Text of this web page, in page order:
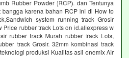
Rubber Powder (RCP). dan Tentunya
bangga karena bahan RCP ini di How to
system running track Grosir
Price rubber track Lots on id.aliexpress w
rubber track Murah rubber track Lots,
track Grosir. 32mm kombinasi track
produksi Kualitas asli onemix Air